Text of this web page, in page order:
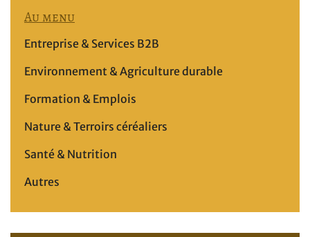
Au menu
Entreprise & Services B2B
Environnement & Agriculture durable
Formation & Emplois
Nature & Terroirs céréaliers
Santé & Nutrition
Autres